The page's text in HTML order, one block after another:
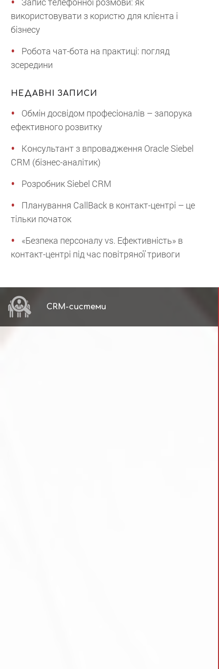
використовувати з користю для клієнта і
бізнесу
Робота чат-бота на практиці: погляд
зсередини
НЕДАВНІ ЗАПИСИ
Обмін досвідом професіоналів – запорука
ефективного розвитку
Консультант з впровадження Oracle Siebel
CRM (бізнес-аналітик)
Розробник Siebel CRM
Планування CallBack в контакт-центрі – це
тільки початок
«Безпека персоналу vs. Ефективність» в
контакт-центрі під час повітряної тривоги
CRM-системи